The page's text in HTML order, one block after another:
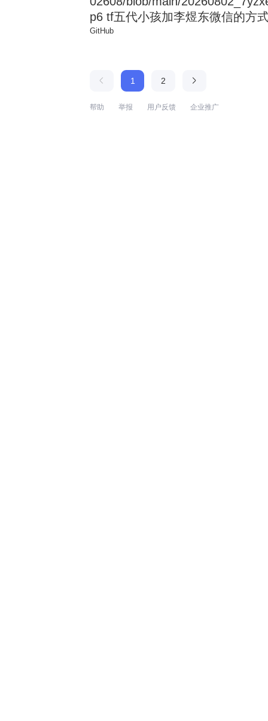
p6 tf五代小孩加李煜东微信的方
GitHub
1 2
帮助 举报 用户反馈 企业推广